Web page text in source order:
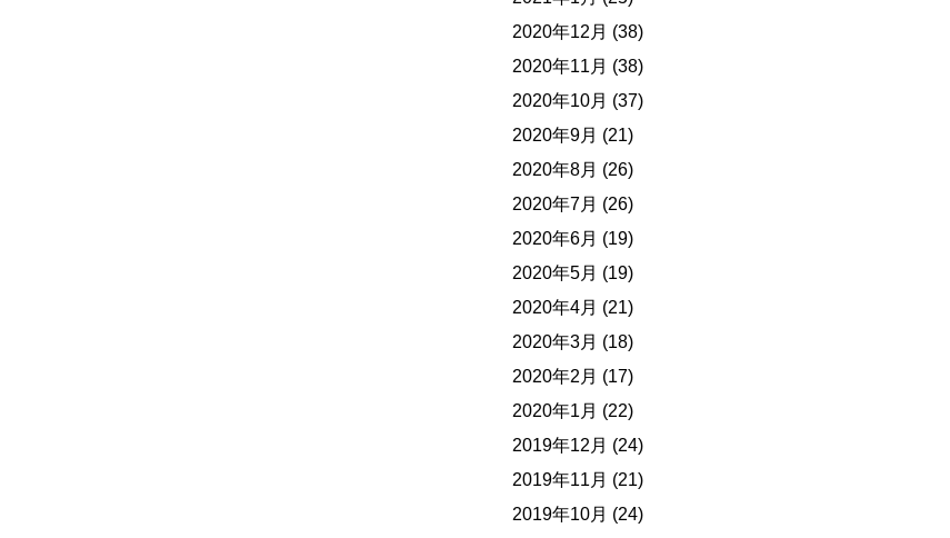
2020年12月 (38)
2020年11月 (38)
2020年10月 (37)
2020年9月 (21)
2020年8月 (26)
2020年7月 (26)
2020年6月 (19)
2020年5月 (19)
2020年4月 (21)
2020年3月 (18)
2020年2月 (17)
2020年1月 (22)
2019年12月 (24)
2019年11月 (21)
2019年10月 (24)